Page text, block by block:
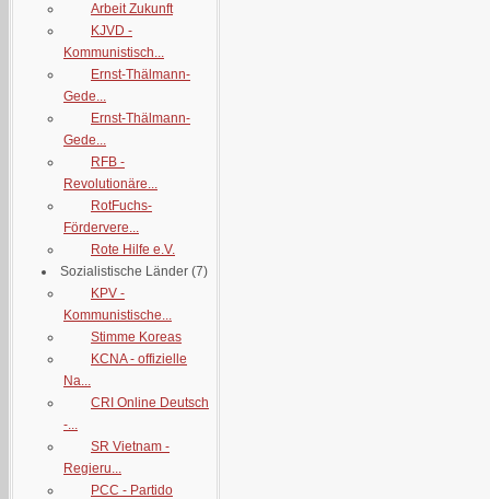
Arbeit Zukunft
KJVD -
Kommunistisch...
Ernst-Thälmann-
Gede...
Ernst-Thälmann-
Gede...
RFB -
Revolutionäre...
RotFuchs-
Fördervere...
Rote Hilfe e.V.
Sozialistische Länder (7)
KPV -
Kommunistische...
Stimme Koreas
KCNA - offizielle
Na...
CRI Online Deutsch
-...
SR Vietnam -
Regieru...
PCC - Partido